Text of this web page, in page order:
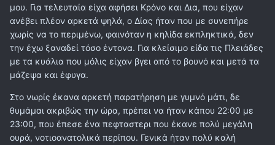
μου. Για τελευταία είχα αφήσει Κρόνο και Δια, που είχαν
ανέβει πλέον αρκετά ψηλά, ο Δίας ήταν που με συνεπήρε
χωρίς να το περιμένω, φαινόταν η κηλίδα εκπληκτικά, δεν
την έχω ξαναδεί τόσο έντονα. Για κλείσιμο είδα τις Πλειάδες
με τα κυάλια που μόλις είχαν βγει από το βουνό και μετά τα
μάζεψα και έφυγα.
Στο νωρίς έκανα αρκετή παρατήρηση με γυμνό μάτι, δε
θυμάμαι ακριβώς την ώρα, πρέπει να ήταν κάπου 22:00 με
23:00, που έπεσε ένα πεφταστερι που έκανε πολύ μεγάλη
ουρά, νοτιοανατολικά περίπου. Γενικά ήταν πολύ καλή